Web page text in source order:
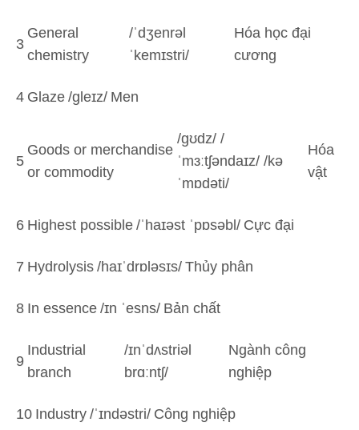
3
General
chemistry
/ˈdʒenrəl
ˈkemɪstri/
Hóa học đại
cương
4 Glaze /ɡleɪz/ Men
5
Goods or merchandise
or commodity
/ɡʊdz/ /
ˈmɜːtʃəndaɪz/ /kə
ˈmɒdəti/
Hóa
vật
6 Highest possible /ˈhaɪəst ˈpɒsəbl/ Cực đại
7 Hydrolysis /haɪˈdrɒləsɪs/ Thủy phân
8 In essence /ɪn ˈesns/ Bản chất
9
Industrial
branch
/ɪnˈdʌstriəl
brɑːntʃ/
Ngành công
nghiệp
10 Industry /ˈɪndəstri/ Công nghiệp